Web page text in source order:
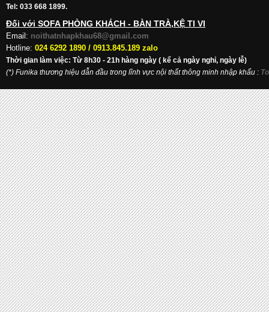
Tel: 033 668 1899.
Đối với SOFA PHÒNG KHÁCH - BÀN TRÀ,KỆ TI VI
Email: noithatnhapkhau68@gmail.com
Hotline: 024 6292 1890 / 0913.845.189 zalo
Thời gian làm việc: Từ 8h30 - 21h hàng ngày ( kể cả ngày nghỉ, ngày lễ)
(*) Funika thương hiệu dẫn đầu trong lĩnh vực nội thất thông minh nhập khẩu :